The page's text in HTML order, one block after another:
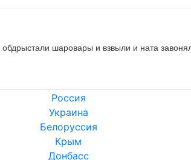
шаровары и взвыли и ната
Россия
Украина
Белоруссия
Крым
Донбасс